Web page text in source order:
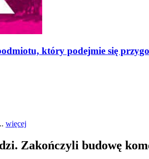
który podejmie się
więcej
Zakończyli budowę